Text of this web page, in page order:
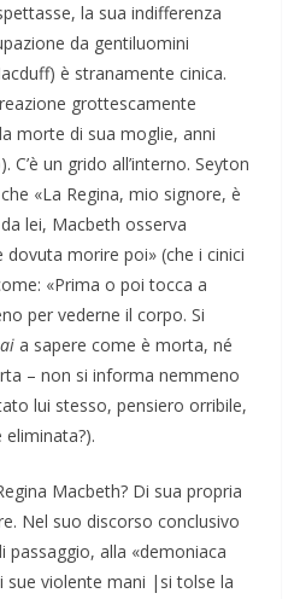
la sua indifferenza
da gentiluomini
è stranamente cinica.
grottescamente
morte di sua moglie, anni
un grido all’interno. Seyton
«La Regina, mio signore, è
lei, Macbeth osserva
dovuta morire poi» (che i cinici
«Prima o poi tocca a
per vederne il corpo. Si
a sapere come è morta, né
– non si informa nemmeno
lui stesso, pensiero orribile,
Macbeth? Di sua propria
Nel suo discorso conclusivo
alla «demoniaca
sue violente mani |si tolse la